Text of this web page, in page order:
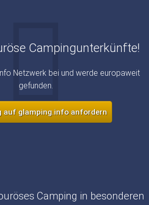
Campingunterkünfte!
Netzwerk bei und werde europaweit
gefunden.
auf glamping.info anfordern
Camping in besonderen